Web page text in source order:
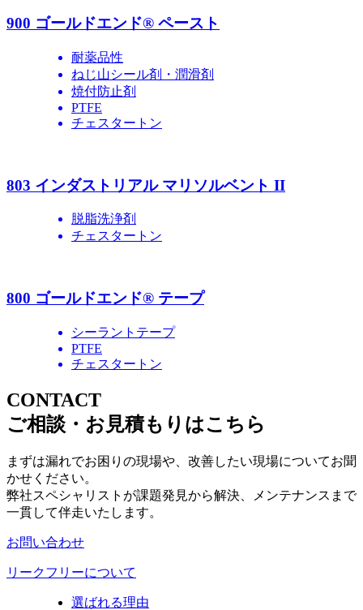
900 ゴールドエンド® ペースト
耐薬品性
ねじ山シール剤・潤滑剤
焼付防止剤
PTFE
チェスタートン
803 インダストリアル マリソルベント II
脱脂洗浄剤
チェスタートン
800 ゴールドエンド® テープ
シーラントテープ
PTFE
チェスタートン
CONTACT
ご相談・お見積もりはこちら
まずは漏れでお困りの現場や、改善したい現場についてお聞
かせください。
弊社スペシャリストが課題発見から解決、メンテナンスまで
一貫して伴走いたします。
お問い合わせ
リークフリーについて
選ばれる理由